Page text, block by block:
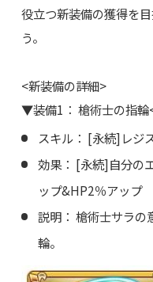
役立つ新装備の獲得を
う。
<新装備の詳細>
▼装備1： 槍術士の指輪
スキル： [永続]レジ
効果： [永続]自分の
ップ&HP2％アップ
説明： 槍術士サラの
輪。